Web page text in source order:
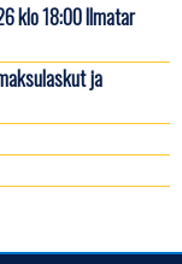
klo 18:00 Ilmatar
ja